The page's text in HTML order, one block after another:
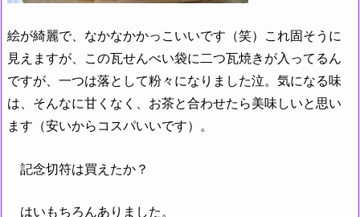
絵が綺麗で、なかなかかっこいいです（笑）これ固そうに
見えますが、この瓦せんべい袋に二つ瓦焼きが入ってるん
ですが、一つは落として粉々になりました泣。気になる味
は、そんなに甘くなく、お茶と合わせたら美味しいと思い
ます（安いからコスパいいです）。
記念切符は買えたか？
はいもちろんありました。